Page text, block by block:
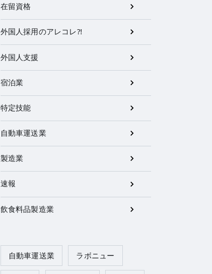
在留資格
外国人採用のアレコレ⁈
外国人支援
宿泊業
特定技能
自動車運送業
製造業
速報
飲食料品製造業
自動車運送業 ラボニュー